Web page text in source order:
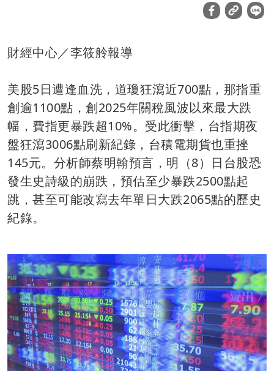
財經中心／李筱舲報導
美股5日遭逢血洗，道瓊狂瀉近700點，那指重
創逾1100點，創2025年關稅風波以來最大跌
幅，費指更暴跌超10%。受此衝擊，台指期夜
盤狂瀉3006點刷新紀錄，台積電期貨也重挫
145元。分析師蔡明翰預言，明（8）日台股恐
發生史詩級的崩跌，預估至少暴跌2500點起
跳，甚至可能改寫去年單日大跌2065點的歷史
紀錄。